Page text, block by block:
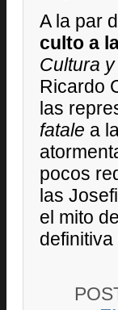
A la par
culto a
Cultura
Ricardo
las
fatale a
pocos
las
el mito